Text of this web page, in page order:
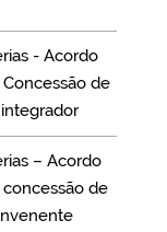
- Acordo
de
– Acordo
de